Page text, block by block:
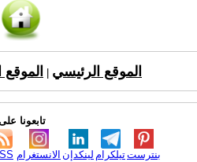
الموقع الرئيسي
تابعونا
الانستغرام لينكدإن تيلكرامبنترست